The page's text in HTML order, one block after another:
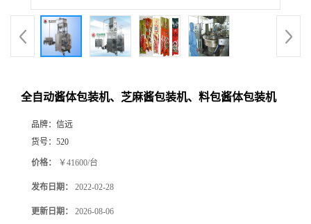
全自动酱体包装机、芝麻酱包装机、料包酱体包装机
品牌： 信远
货号： 520
价格： ￥41600/台
发布日期： 2022-02-28
更新日期： 2026-08-06